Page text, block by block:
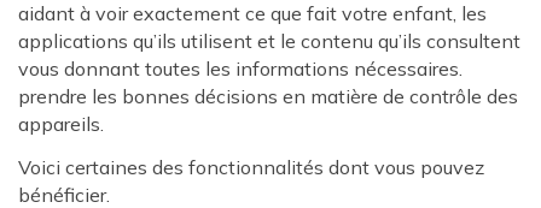
aidant à voir exactement ce que fait votre enfant, les
applications qu’ils utilisent et le contenu qu’ils consultent
vous donnant toutes les informations nécessaires.
prendre les bonnes décisions en matière de contrôle des
appareils.
Voici certaines des fonctionnalités dont vous pouvez
bénéficier.